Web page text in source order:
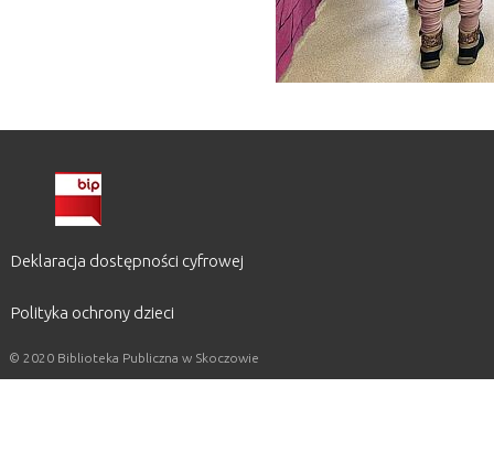
Polityka ochrony dzieci
Deklaracja dostępności cyfrowej
© 2020 Biblioteka Publiczna w Skoczowie